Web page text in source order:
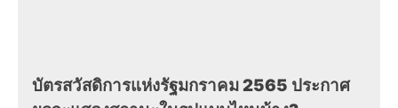
บัตรสวัสดิการแห่งรัฐมกราคม 2565 ประกาศ